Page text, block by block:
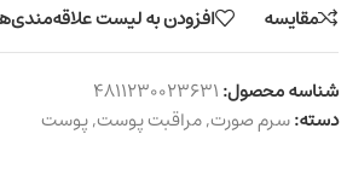
مقایسه افزودن به لیست
شناسه محصول:4811230023631
دسته:سرم صورت,مراقبت پوست,پوست